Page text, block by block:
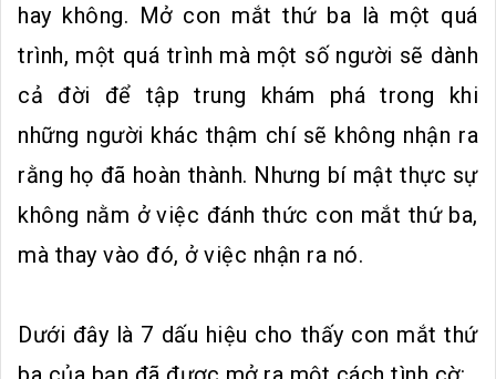
hay không. Mở con mắt thứ ba là một quá
trình, một quá trình mà một số người sẽ dành
cả đời để tập trung khám phá trong khi
những người khác thậm chí sẽ không nhận ra
rằng họ đã hoàn thành. Nhưng bí mật thực sự
không nằm ở việc đánh thức con mắt thứ ba,
mà thay vào đó, ở việc nhận ra nó.
Dưới đây là 7 dấu hiệu cho thấy con mắt thứ